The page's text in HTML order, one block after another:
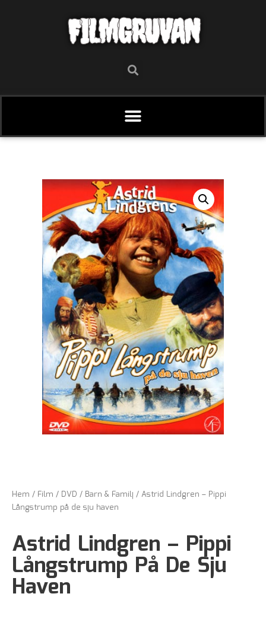
FILMGRUVAN
Hem / Film / DVD / Barn & Familj / Astrid Lindgren – Pippi
Långstrump på de sju haven
Astrid Lindgren – Pippi
Långstrump På De Sju
Haven